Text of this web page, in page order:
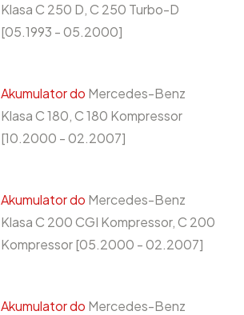
Klasa C 250 D, C 250 Turbo-D
[05.1993 - 05.2000]
Akumulator do Mercedes-Benz
Klasa C 180, C 180 Kompressor
[10.2000 - 02.2007]
Akumulator do Mercedes-Benz
Klasa C 200 CGI Kompressor, C 200
Kompressor [05.2000 - 02.2007]
Akumulator do Mercedes-Benz